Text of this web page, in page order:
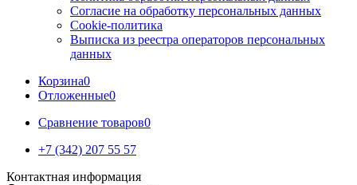
Согласие на обработку персональных данных
Cookie-политика
Выписка из реестра операторов персональных
данных
Корзина0
Отложенные0
Сравнение товаров0
+7 (342) 207 55 57
Контактная информация